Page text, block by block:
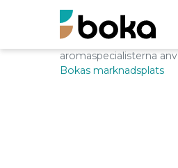
aromaspecialisterna
Bokas marknadsplats